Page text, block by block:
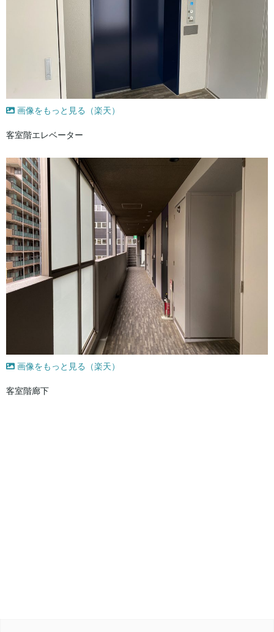
画像をもっと見る（楽天）
客室階エレベーター
画像をもっと見る（楽天）
客室階廊下